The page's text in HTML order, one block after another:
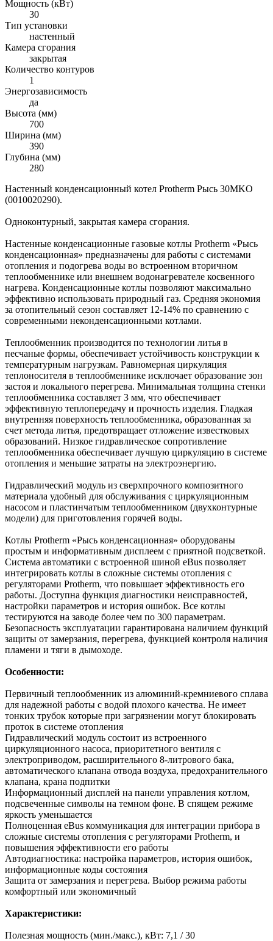
Мощность (кВт)
30
Тип установки
настенный
Камера сгорания
закрытая
Количество контуров
1
Энергозависимость
да
Высота (мм)
700
Ширина (мм)
390
Глубина (мм)
280
Настенный конденсационный котел Protherm Рысь 30MKO
(0010020290).
Одноконтурный, закрытая камера сгорания.
Настенные конденсационные газовые котлы Protherm «Рысь
конденсационная» предназначены для работы с системами
отопления и подогрева воды во встроенном вторичном
теплообменнике или внешнем водонагревателе косвенного
нагрева. Конденсационные котлы позволяют максимально
эффективно использовать природный газ. Средняя экономия
за отопительный сезон составляет 12-14% по сравнению с
современными неконденсационными котлами.
Теплообменник производится по технологии литья в
песчаные формы, обеспечивает устойчивость конструкции к
температурным нагрузкам. Равномерная циркуляция
теплоносителя в теплообменнике исключает образование зон
застоя и локального перегрева. Минимальная толщина стенки
теплообменника составляет 3 мм, что обеспечивает
эффективную теплопередачу и прочность изделия. Гладкая
внутренняя поверхность теплообменника, образованная за
счет метода литья, предотвращает отложение известковых
образований. Низкое гидравлическое сопротивление
теплообменника обеспечивает лучшую циркуляцию в системе
отопления и меньшие затраты на электроэнергию.
Гидравлический модуль из сверхпрочного композитного
материала удобный для обслуживания с циркуляционным
насосом и пластинчатым теплообменником (двухконтурные
модели) для приготовления горячей воды.
Котлы Protherm «Рысь конденсационная» оборудованы
простым и информативным дисплеем с приятной подсветкой.
Система автоматики с встроенной шиной eBus позволяет
интегрировать котлы в сложные системы отопления с
регуляторами Protherm, что повышает эффективность его
работы. Доступна функция диагностики неисправностей,
настройки параметров и история ошибок. Все котлы
тестируются на заводе более чем по 300 параметрам.
Безопасность эксплуатации гарантирована наличием функций
защиты от замерзания, перегрева, функцией контроля наличия
пламени и тяги в дымоходе.
Особенности:
Первичный теплообменник из алюминий-кремниевого сплава
для надежной работы с водой плохого качества. Не имеет
тонких трубок которые при загрязнении могут блокировать
проток в системе отопления
Гидравлический модуль состоит из встроенного
циркуляционного насоса, приоритетного вентиля с
электроприводом, расширительного 8-литрового бака,
автоматического клапана отвода воздуха, предохранительного
клапана, крана подпитки
Информационный дисплей на панели управления котлом,
подсвеченные символы на темном фоне. В спящем режиме
яркость уменьшается
Полноценная eBus коммуникация для интеграции прибора в
сложные системы отопления с регуляторами Protherm, и
повышения эффективности его работы
Автодиагностика: настройка параметров, история ошибок,
информационные коды состояния
Защита от замерзания и перегрева. Выбор режима работы
комфортный или экономичный
Характеристики:
Полезная мощность (мин./макс.), кВт: 7,1 / 30